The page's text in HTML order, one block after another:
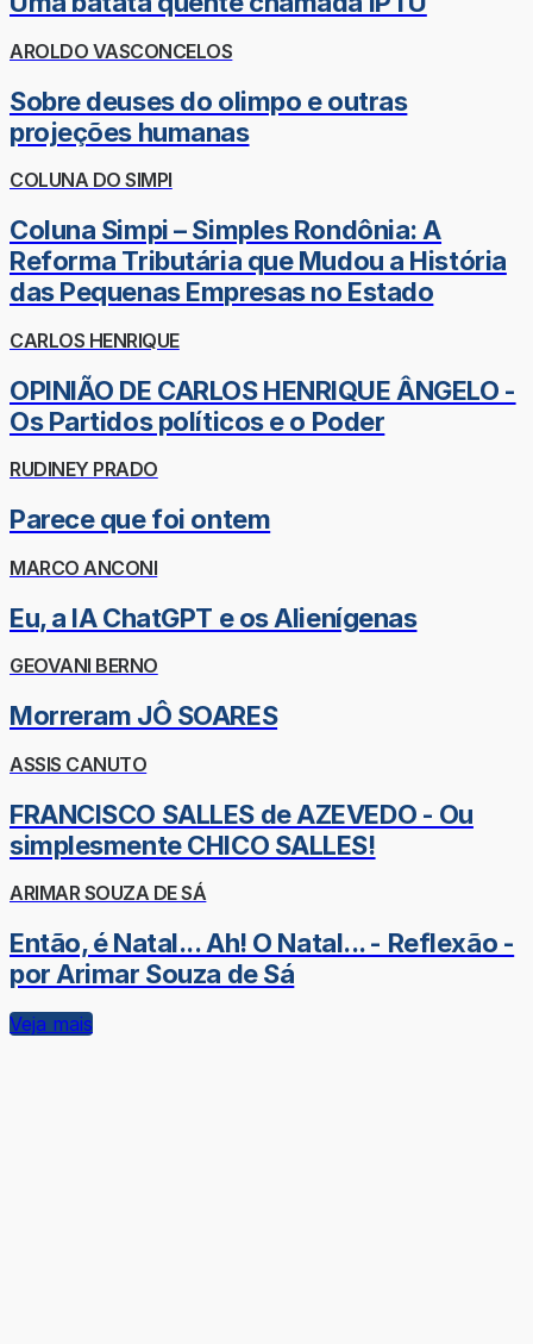
AROLDO VASCONCELOS
Sobre deuses do olimpo e outras
projeções humanas
COLUNA DO SIMPI
Coluna Simpi – Simples Rondônia: A
Reforma Tributária que Mudou a História
das Pequenas Empresas no Estado
CARLOS HENRIQUE
OPINIÃO DE CARLOS HENRIQUE ÂNGELO -
Os Partidos políticos e o Poder
RUDINEY PRADO
Parece que foi ontem
MARCO ANCONI
Eu, a IA ChatGPT e os Alienígenas
GEOVANI BERNO
Morreram JÔ SOARES
ASSIS CANUTO
FRANCISCO SALLES de AZEVEDO - Ou
simplesmente CHICO SALLES!
ARIMAR SOUZA DE SÁ
Então, é Natal... Ah! O Natal... - Reflexão -
por Arimar Souza de Sá
Veja mais